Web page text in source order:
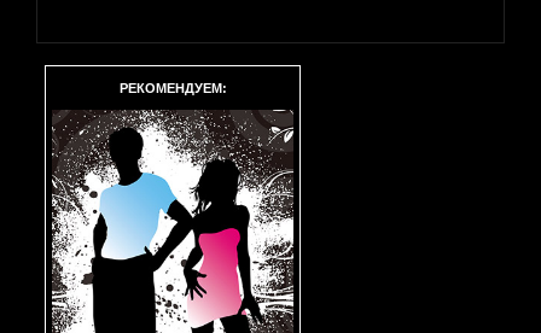
РЕКОМЕНДУЕМ: